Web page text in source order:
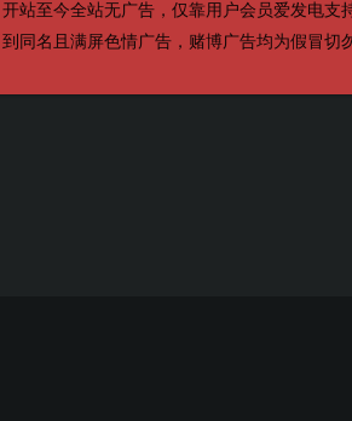
开站至今全站无广告，仅靠用户会员爱发电支
到同名且满屏色情广告，赌博广告均为假冒切